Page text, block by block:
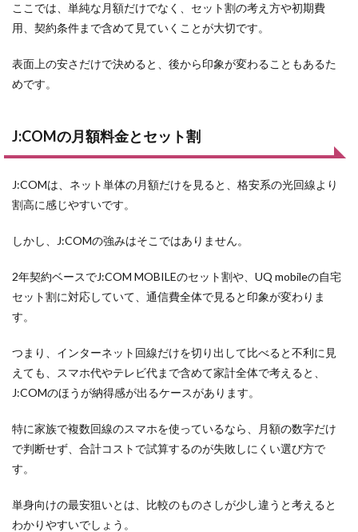
ここでは、単純な月額だけでなく、セット割の考え方や初期費
用、契約条件まで含めて見ていくことが大切です。
表面上の安さだけで決めると、後から印象が変わることもあるた
めです。
J:COMの月額料金とセット割
J:COMは、ネット単体の月額だけを見ると、格安系の光回線より
割高に感じやすいです。
しかし、J:COMの強みはそこではありません。
2年契約ベースでJ:COM MOBILEのセット割や、UQ mobileの自宅
セット割に対応していて、通信費全体で見ると印象が変わりま
す。
つまり、インターネット回線だけを切り出して比べると不利に見
えても、スマホ代やテレビ代まで含めて家計全体で考えると、
J:COMのほうが納得感が出るケースがあります。
特に家族で複数回線のスマホを使っているなら、月額の数字だけ
で判断せず、合計コストで試算するのが失敗しにくい選び方で
す。
単身向けの最安狙いとは、比較のものさしが少し違うと考えると
わかりやすいでしょう。